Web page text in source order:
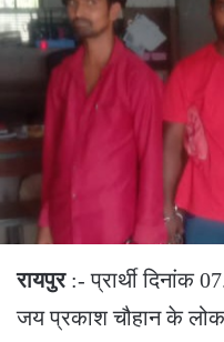
रायपुर:- प्रार्थी दिनांक
जय प्रकाश चौहान के